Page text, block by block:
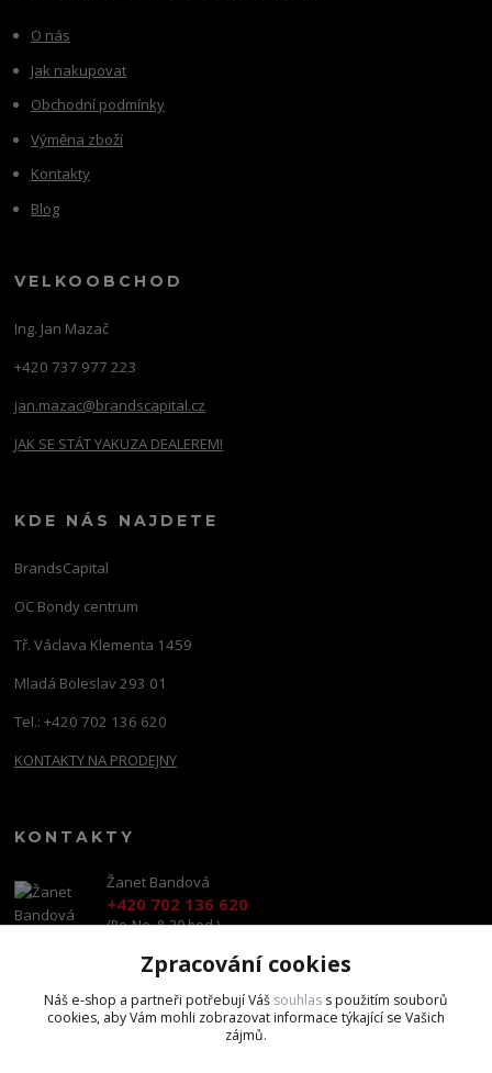
O nás
Jak nakupovat
Obchodní podmínky
Výměna zboží
Kontakty
Blog
VELKOOBCHOD
Ing. Jan Mazač
+420 737 977 223
jan.mazac@brandscapital.cz
JAK SE STÁT YAKUZA DEALEREM!
KDE NÁS NAJDETE
BrandsCapital
OC Bondy centrum
Tř. Václava Klementa 1459
Mladá Boleslav 293 01
Tel.: +420 702 136 620
KONTAKTY NA PRODEJNY
KONTAKTY
Žanet Bandová
+420 702 136 620
(Po-Ne, 8-20 hod.)
shop@brandscapital.cz
Zpracování cookies
Náš e-shop a partneři potřebují Váš souhlas s použitím souborů
cookies, aby Vám mohli zobrazovat informace týkající se Vašich
zájmů.